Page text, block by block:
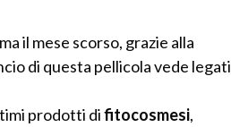
il mese scorso, grazie alla
di questa pellicola vede legati
prodotti difitocosmesi,